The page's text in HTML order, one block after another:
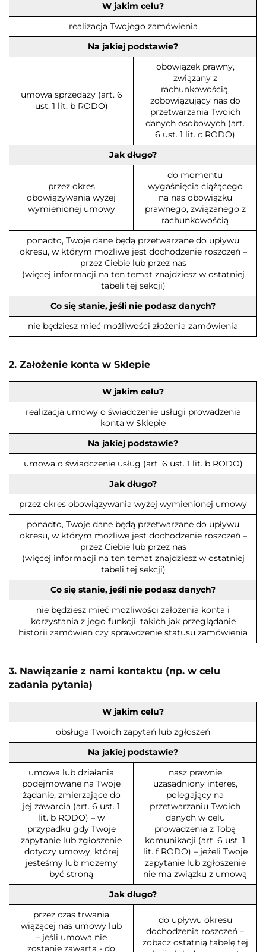
W jakim celu?
realizacja Twojego zamówienia
Na jakiej podstawie?
umowa sprzedaży (art. 6
ust. 1 lit. b RODO)
obowiązek prawny,
związany z
rachunkowością,
zobowiązujący nas do
przetwarzania Twoich
danych osobowych (art.
6 ust. 1 lit. c RODO)
Jak długo?
przez okres
obowiązywania wyżej
wymienionej umowy
do momentu
wygaśnięcia ciążącego
na nas obowiązku
prawnego, związanego z
rachunkowością
ponadto, Twoje dane będą przetwarzane do upływu
okresu, w którym możliwe jest dochodzenie roszczeń –
przez Ciebie lub przez nas
(więcej informacji na ten temat znajdziesz w ostatniej
tabeli tej sekcji)
Co się stanie, jeśli nie podasz danych?
nie będziesz mieć możliwości złożenia zamówienia
2. Założenie konta w Sklepie
W jakim celu?
realizacja umowy o świadczenie usługi prowadzenia
konta w Sklepie
Na jakiej podstawie?
umowa o świadczenie usług (art. 6 ust. 1 lit. b RODO)
Jak długo?
przez okres obowiązywania wyżej wymienionej umowy
ponadto, Twoje dane będą przetwarzane do upływu
okresu, w którym możliwe jest dochodzenie roszczeń –
przez Ciebie lub przez nas
(więcej informacji na ten temat znajdziesz w ostatniej
tabeli tej sekcji)
Co się stanie, jeśli nie podasz danych?
nie będziesz mieć możliwości założenia konta i
korzystania z jego funkcji, takich jak przeglądanie
historii zamówień czy sprawdzenie statusu zamówienia
3. Nawiązanie z nami kontaktu (np. w celu
zadania pytania)
W jakim celu?
obsługa Twoich zapytań lub zgłoszeń
Na jakiej podstawie?
umowa lub działania
podejmowane na Twoje
żądanie, zmierzające do
jej zawarcia (art. 6 ust. 1
lit. b RODO) – w
przypadku gdy Twoje
zapytanie lub zgłoszenie
dotyczy umowy, której
jesteśmy lub możemy
być stroną
nasz prawnie
uzasadniony interes,
polegający na
przetwarzaniu Twoich
danych w celu
prowadzenia z Tobą
komunikacji (art. 6 ust. 1
lit. f RODO) – jeżeli Twoje
zapytanie lub zgłoszenie
nie ma związku z umową
Jak długo?
przez czas trwania
wiążącej nas umowy lub
– jeśli umowa nie
zostanie zawarta - do
do upływu okresu
dochodzenia roszczeń –
zobacz ostatnią tabelę tej